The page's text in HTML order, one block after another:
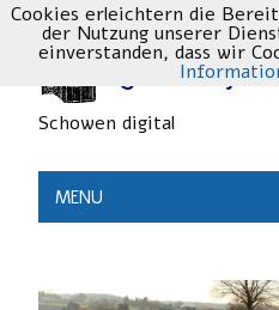
Schowen digital
MENU
Cookies erleichtern die
der Nutzung unserer
einverstanden, dass wir